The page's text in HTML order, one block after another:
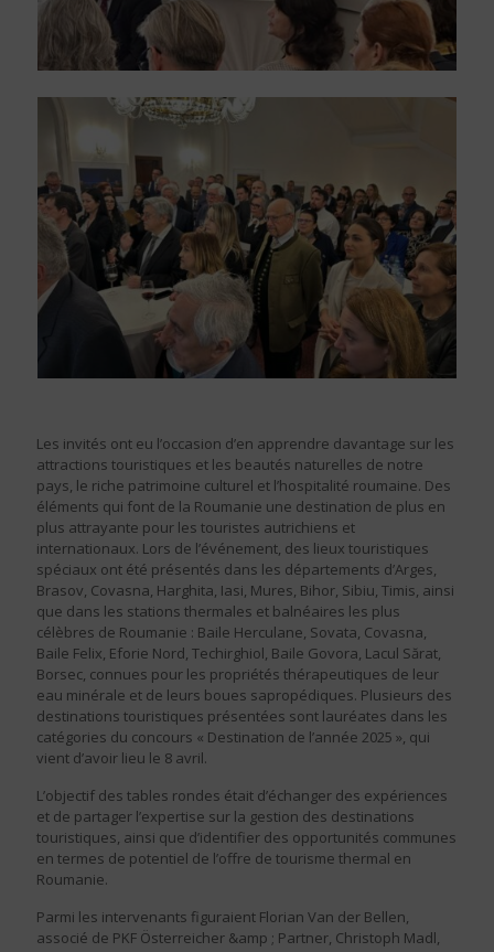
Les invités ont eu l’occasion d’en apprendre davantage sur les
attractions touristiques et les beautés naturelles de notre
pays, le riche patrimoine culturel et l’hospitalité roumaine. Des
éléments qui font de la Roumanie une destination de plus en
plus attrayante pour les touristes autrichiens et
internationaux. Lors de l’événement, des lieux touristiques
spéciaux ont été présentés dans les départements d’Arges,
Brasov, Covasna, Harghita, Iasi, Mures, Bihor, Sibiu, Timis, ainsi
que dans les stations thermales et balnéaires les plus
célèbres de Roumanie : Baile Herculane, Sovata, Covasna,
Baile Felix, Eforie Nord, Techirghiol, Baile Govora, Lacul Sărat,
Borsec, connues pour les propriétés thérapeutiques de leur
eau minérale et de leurs boues sapropédiques. Plusieurs des
destinations touristiques présentées sont lauréates dans les
catégories du concours « Destination de l’année 2025 », qui
vient d’avoir lieu le 8 avril.
L’objectif des tables rondes était d’échanger des expériences
et de partager l’expertise sur la gestion des destinations
touristiques, ainsi que d’identifier des opportunités communes
en termes de potentiel de l’offre de tourisme thermal en
Roumanie.
Parmi les intervenants figuraient Florian Van der Bellen,
associé de PKF Österreicher &amp ; Partner, Christoph Madl,